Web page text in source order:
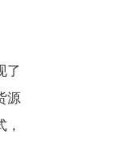
了
源